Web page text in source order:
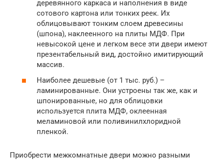
деревянного каркаса и наполнения в виде
сотового картона или тонких реек. Их
облицовывают тонким слоем древесины
(шпона), наклеенного на плиты МДФ. При
невысокой цене и легком весе эти двери имеют
презентабельный вид, достойно имитирующий
массив.
Наиболее дешевые (от 1 тыс. руб.) –
ламинированные. Они устроены так же, как и
шпонированные, но для облицовки
используется плита МДФ, оклеенная
меламиновой или поливинилхлоридной
пленкой.
Приобрести межкомнатные двери можно разными